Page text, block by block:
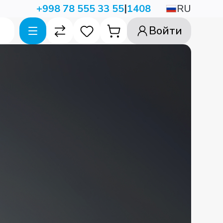
+998 78 555 33 55|1408 RU
Войти